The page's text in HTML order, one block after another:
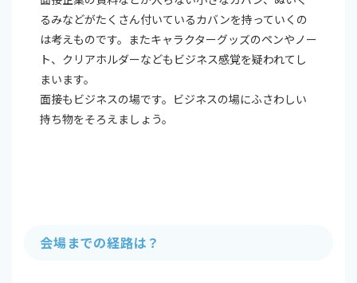
るみなどがたくさん付いているカバンを持っていくの
は考えものです。またキャラクターグッズのペンやノー
ト、クリアホルダーなどもビジネス感覚を疑われてし
まいます。
面接もビジネスの場です。ビジネスの場にふさわしい
持ち物をそろえましょう。
会場までの経路は？